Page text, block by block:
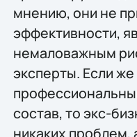
мнению, они не
эффективности,
немаловажным
эксперты. Если
состав, то экс-